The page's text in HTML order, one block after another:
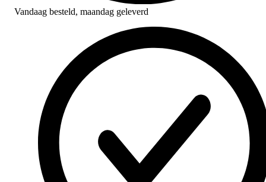
Vandaag besteld, maandag geleverd